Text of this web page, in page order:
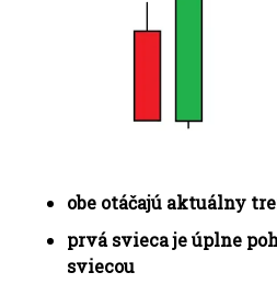
obe otáčajú aktuálny
prvá svieca je úplne
sviecou